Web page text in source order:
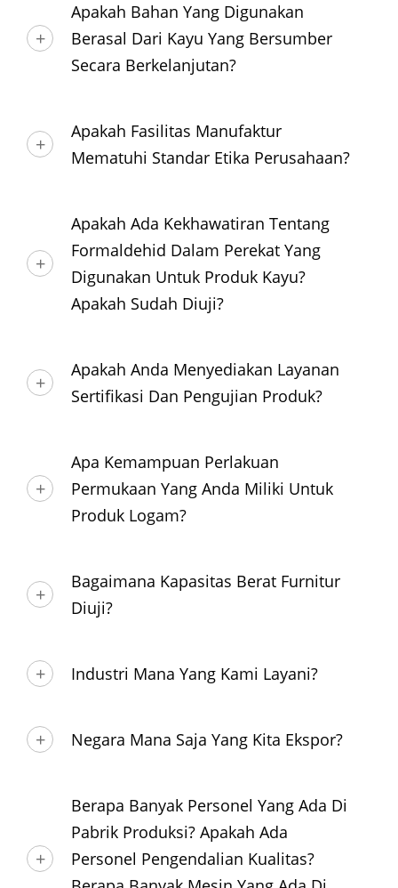
Apakah Bahan Yang Digunakan
Berasal Dari Kayu Yang Bersumber
Secara Berkelanjutan?
Apakah Fasilitas Manufaktur
Mematuhi Standar Etika Perusahaan?
Apakah Ada Kekhawatiran Tentang
Formaldehid Dalam Perekat Yang
Digunakan Untuk Produk Kayu?
Apakah Sudah Diuji?
Apakah Anda Menyediakan Layanan
Sertifikasi Dan Pengujian Produk?
Apa Kemampuan Perlakuan
Permukaan Yang Anda Miliki Untuk
Produk Logam?
Bagaimana Kapasitas Berat Furnitur
Diuji?
Industri Mana Yang Kami Layani?
Negara Mana Saja Yang Kita Ekspor?
Berapa Banyak Personel Yang Ada Di
Pabrik Produksi? Apakah Ada
Personel Pengendalian Kualitas?